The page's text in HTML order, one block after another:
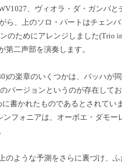
、ヴィオラ・ダ・ガンバと
ら、上のソロ・パートはチェン
のためにアレンジしました(Trio in
二声部を演奏します。
の楽章のいくつかは、バッハが
バージョンというのが存在して
書かれたものであるとされてい
フォニアは、オーボエ・ダモー
のような予測をさらに裏づけ、